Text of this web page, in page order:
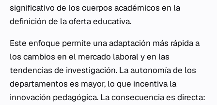
significativo de los cuerpos académicos en la
definición de la oferta educativa.
Este enfoque permite una adaptación más rápida a
los cambios en el mercado laboral y en las
tendencias de investigación. La autonomía de los
departamentos es mayor, lo que incentiva la
innovación pedagógica. La consecuencia es directa: